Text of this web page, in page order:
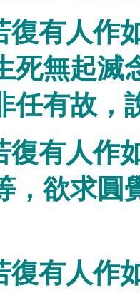
復有人作
死無起滅
任有故，
復有人作
，欲求圓
復有人作